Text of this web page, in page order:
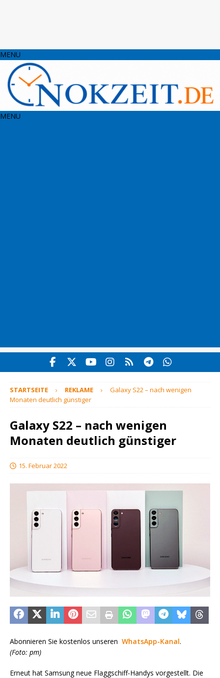
MENU
MENU
STARTSEITE REKLAME
Galaxy S22 – nach wenigen
Monaten deutlich günstiger
Galaxy S22 – nach wenigen
Monaten deutlich günstiger
15. Februar 2022
Abonnieren Sie kostenlos unseren WhatsApp-Kanal.
(Foto: pm)
Erneut hat Samsung neue Flaggschiff-Handys vorgestellt. Die